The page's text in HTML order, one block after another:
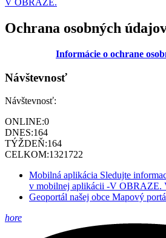
V OBRAZE.
Ochrana osobných
Informácie o ochrane
Návštevnosť
Návštevnosť:
ONLINE:0
DNES:164
TÝŽDEŇ:164
CELKOM:1321722
Mobilná aplikácia Sledujte
v mobilnej aplikácii -V OBRAZE.
Geoportál našej obce Mapový
hore